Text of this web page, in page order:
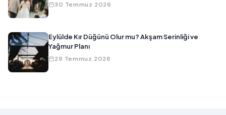
30 Temmuz 2026
Eylülde Kır Düğünü Olur mu? Akşam Serinliği ve
Yağmur Planı
29 Temmuz 2026